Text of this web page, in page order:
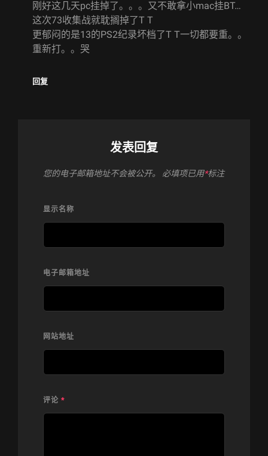
刚好这几天pc挂掉了。。。又不敢拿小mac挂BT…
这次73收集战就耽搁掉了T T
更郁闷的是13的PS2纪录坏档了T T一切都要重。。
重新打。。哭
回复
发表回复
您的电子邮箱地址不会被公开。 必填项已用*标注
显示名称
电子邮箱地址
网站地址
评论 *